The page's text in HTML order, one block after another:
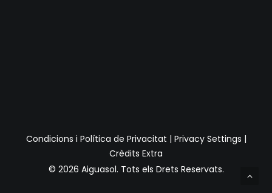
Condicions i Política de Privacitat | Privacy Settings |
Crèdits Extra
© 2026 Aiguasol. Tots els Drets Reservats.